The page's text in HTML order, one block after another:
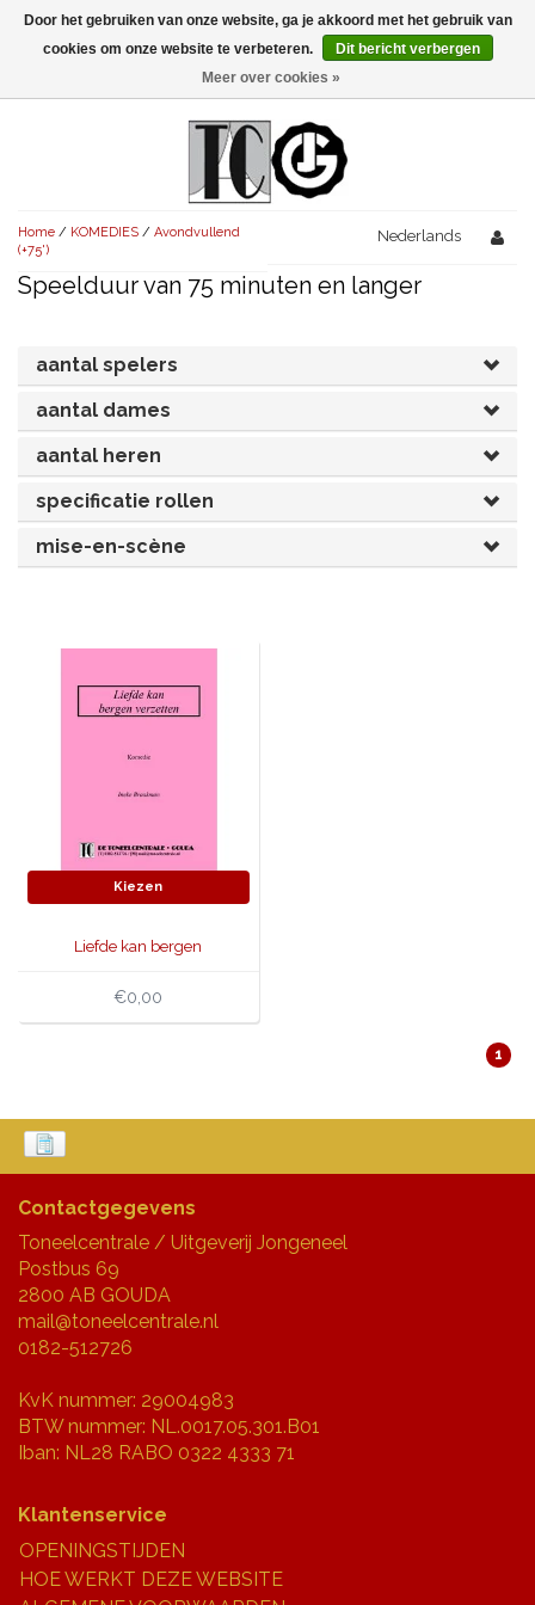
Menu
AVONDVULLEND (+75')
KORT (-30')
OVERIG (30'-75')
UITGELICHT!
AVONDVULLEND (+75')
KORT (-30')
OVERIG (30'-75')
UITGELICHT!
THRILLERS
AVONDVULLEND (+75')
OVERIG (30'-75')
SENIORENTONEEL
KORT (-30')
OVERIG (30'-75')
UITGELICHT!
SPEKTAKELSTUKKEN
JUBILEUMSTUK
KOSTUUMSTUK
MUSICAL
OVERIG
SINTERKLAASTONEEL
KERSTTONEEL
PAASTONEEL
HANDBOEKEN
SKETCHES
RECHTEN REGELEN
Home / KOMEDIES / Avondvullend
(+75')
Nederlands
Speelduur van 75 minuten en langer
aantal spelers
aantal dames
aantal heren
specificatie rollen
mise-en-scène
Kiezen
Liefde kan bergen
€0,00
1
Contactgegevens
Toneelcentrale / Uitgeverij Jongeneel
Postbus 69
2800 AB GOUDA
mail@toneelcentrale.nl
0182-512726
KvK nummer: 29004983
BTW nummer: NL.0017.05.301.B01
Iban: NL28 RABO 0322 4333 71
Klantenservice
OPENINGSTIJDEN
HOE WERKT DEZE WEBSITE
Door het gebruiken van onze website, ga je akkoord met het gebruik van
cookies om onze website te verbeteren.
Dit bericht verbergen
Meer over cookies »